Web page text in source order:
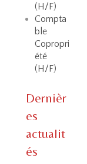
(H/F)
Compta
ble
Copropri
été
(H/F)
Dernièr
es
actualit
és